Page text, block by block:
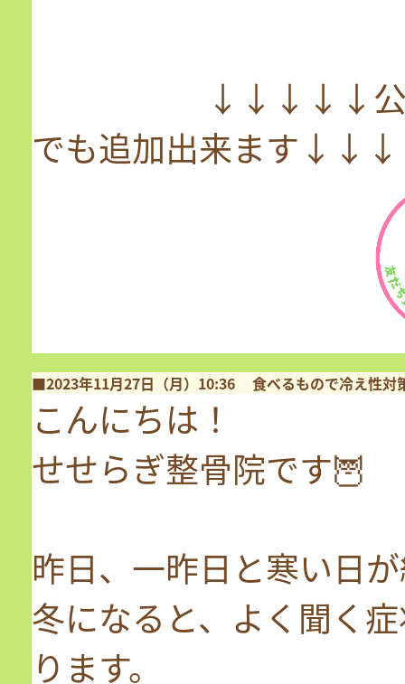
↓↓↓↓↓公式LINE
でも追加出来ます
■2023年11月27日（月）10:36 食べるもので冷え性対
こんにちは！
せせらぎ整骨院です🦉
昨日、一昨日と寒い日
冬になると、よく聞く
ります。